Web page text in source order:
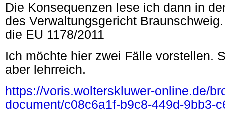
Die Konsequenzen lese ich dann in
des Verwaltungsgericht
die EU 1178/2011
Ich möchte hier zwei Fälle vorstellen.
aber lehrreich.
https://voris.wolterskluwer-online.de/
document/c08c6a1f-b9c8-449d-9bb3-